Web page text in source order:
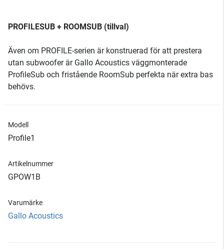
PROFILESUB + ROOMSUB (tillval)
Även om PROFILE-serien är konstruerad för att prestera
utan subwoofer är Gallo Acoustics väggmonterade
ProfileSub och fristående RoomSub perfekta när extra bas
behövs.
Modell
Profile1
Artikelnummer
GPOW1B
Varumärke
Gallo Acoustics